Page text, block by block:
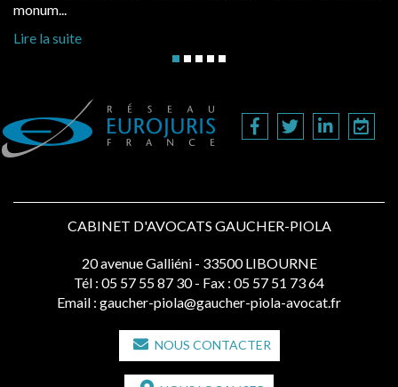
monum...
Lire la suite
CABINET D'AVOCATS GAUCHER-PIOLA
20 avenue Galliéni - 33500 LIBOURNE
Tél : 05 57 55 87 30 - Fax : 05 57 51 73 64
Email : gaucher-piola@gaucher-piola-avocat.fr
NOUS CONTACTER